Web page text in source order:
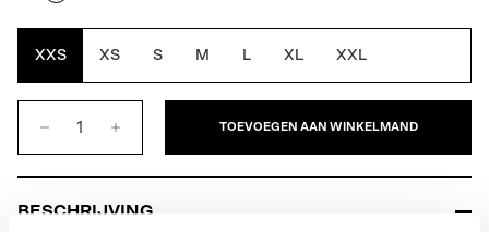
XXS XS S M L XL XXL
TOEVOEGEN AAN WINKELMAND
BESCHRIJVING